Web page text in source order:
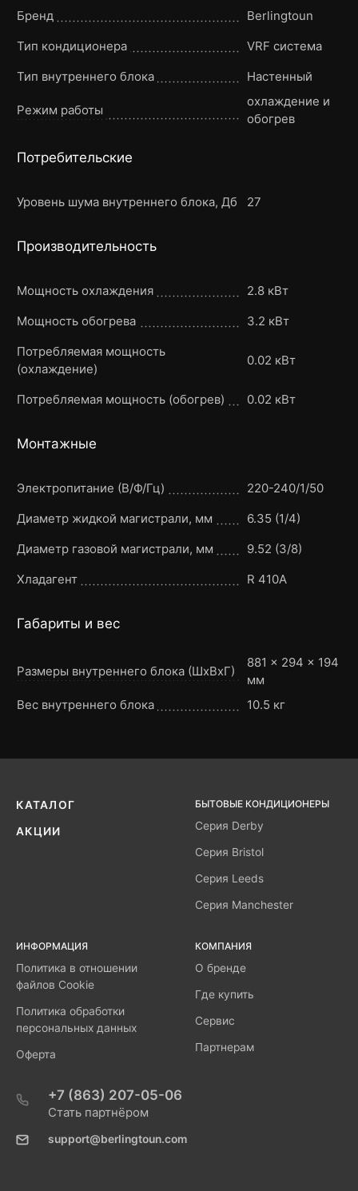
Бренд
Berlingtoun
Тип кондиционера
VRF система
Тип внутреннего блока
Настенный
Режим работы
охлаждение и
обогрев
Потребительские
Уровень шума внутреннего блока, Дб 27
Производительность
Мощность охлаждения
2.8 кВт
Мощность обогрева
3.2 кВт
Потребляемая мощность
(охлаждение)
0.02 кВт
Потребляемая мощность (обогрев) 0.02 кВт
Монтажные
Электропитание (В/Ф/Гц)
220-240/1/50
Диаметр жидкой магистрали, мм
6.35 (1/4)
Диаметр газовой магистрали, мм
9.52 (3/8)
Хладагент
R 410A
Габариты и вес
Размеры внутреннего блока (ШxВxГ)
881 × 294 × 194
мм
Вес внутреннего блока
10.5 кг
КАТАЛОГ
АКЦИИ
БЫТОВЫЕ КОНДИЦИОНЕРЫ
Серия Derby
Серия Bristol
Серия Leeds
Серия Manchester
ИНФОРМАЦИЯ
Политика в отношении
файлов Cookie
Политика обработки
персональных данных
Оферта
КОМПАНИЯ
О бренде
Где купить
Сервис
Партнерам
+7 (863) 207-05-06
Стать партнёром
support@berlingtoun.com